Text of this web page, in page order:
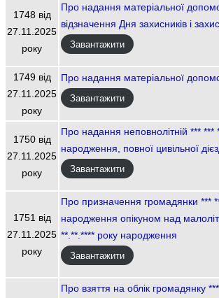
1748 від
27.11.2025
року
Про надання матеріальної
відзначення Дня захисників і
Завантажити
1749 від
27.11.2025
року
Про надання матеріальної
Завантажити
1750 від
27.11.2025
року
Про надання неповнолітній *** ***
народження, повної цивільної
Завантажити
1751 від
27.11.2025
року
Про призначення громадянки ***
народження опікуном над
**.**.**** року народження
Завантажити
Про взяття на облік громадянку